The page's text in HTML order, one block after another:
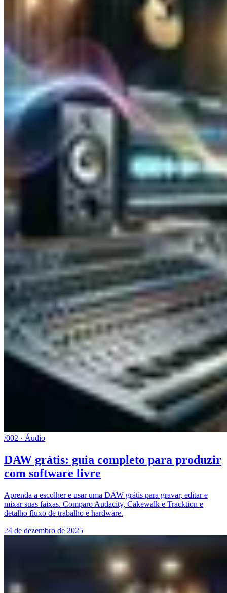
/002 · Áudio
DAW grátis: guia completo para produzir
com software livre
Aprenda a escolher e usar uma DAW grátis para gravar, editar e
mixar suas faixas. Comparo Audacity, Cakewalk e Tracktion e
detalho fluxo de trabalho e hardware.
24 de dezembro de 2025